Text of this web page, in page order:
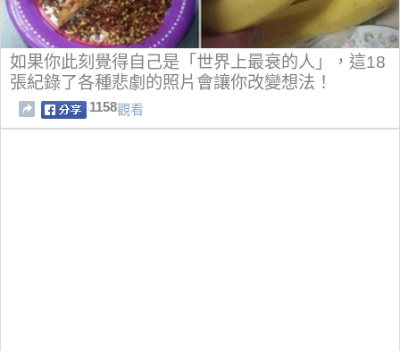
如果你此刻覺得自己是「世界上最衰的人」，這18
張紀錄了各種悲劇的照片會讓你改變想法！
1158觀看